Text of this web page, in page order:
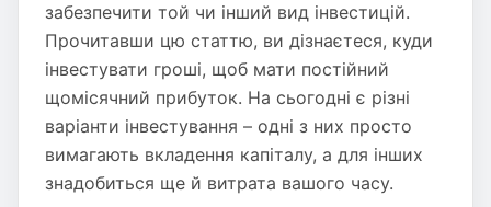
забезпечити той чи інший вид інвестицій.
Прочитавши цю статтю, ви дізнаєтеся, куди
інвестувати гроші, щоб мати постійний
щомісячний прибуток. На сьогодні є різні
варіанти інвестування – одні з них просто
вимагають вкладення капіталу, а для інших
знадобиться ще й витрата вашого часу.